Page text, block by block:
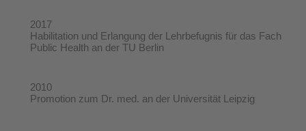
2017
Habilitation und Erlangung der Lehrbefugnis für das Fach
Public Health an der TU Berlin
2010
Promotion zum Dr. med. an der Universität Leipzig